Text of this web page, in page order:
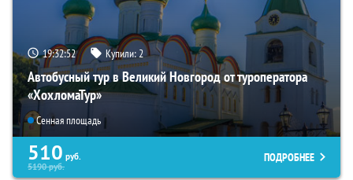
19:32:50 Купили:2
Автобусный тур в Великий Новгород от туроператора
«ХохломаТур»
Сенная площадь
510 руб.
5190руб.
ПОДРОБНЕЕ